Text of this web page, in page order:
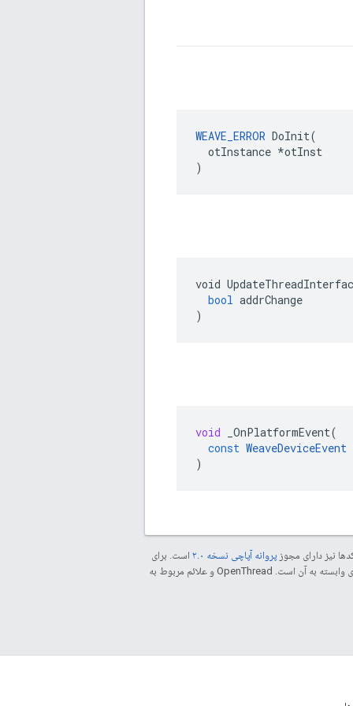
WEAVE_ERROR DoInit(
  otInstance *otInst
)
void
bool addrChange
)
void _OnPlatformEvent(
const WeaveDeviceEvent
)
نیز دارای مجوز پروانه آپاچی نسخه ۲.۰
است. برای
مراجعه کنید. جاوا علامت تجاری ثبت‌شده Oracle و/یا شرکت‌های وابسته به آن است. ‫OpenThread و علائم مربوط به